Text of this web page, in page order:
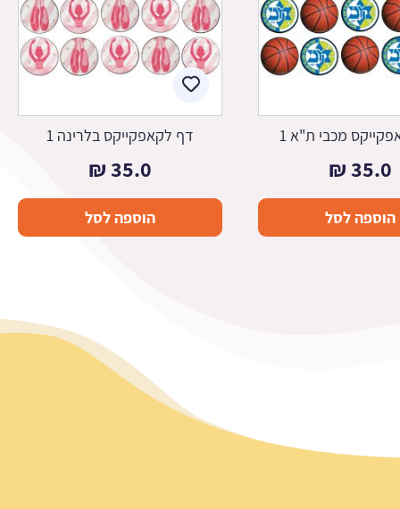
מכבי ת"א 1
35.0
₪
הוספה לסל
דף לקאפקייקס בלרינה 1
35.0
₪
הוספה לסל